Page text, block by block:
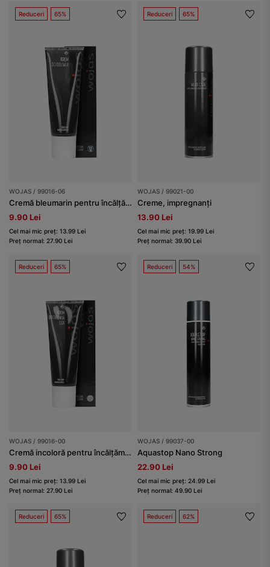
Reduceri 65%
WOJAS / 99016-06
Cremă bleumarin pentru încălțăminte 75 ml
9.90 Lei
Cel mai mic preț: 13.99 Lei
Preț normal: 27.90 Lei
Reduceri 65%
WOJAS / 99021-00
Creme, impregnanți
13.90 Lei
Cel mai mic preț: 19.99 Lei
Preț normal: 39.90 Lei
Reduceri 65%
WOJAS / 99016-00
Cremă incoloră pentru încălțăminte
9.90 Lei
Cel mai mic preț: 13.99 Lei
Preț normal: 27.90 Lei
Reduceri 54%
WOJAS / 99037-00
Aquastop Nano Strong
22.90 Lei
Cel mai mic preț: 24.99 Lei
Preț normal: 49.90 Lei
Reduceri 65% Reduceri 62%